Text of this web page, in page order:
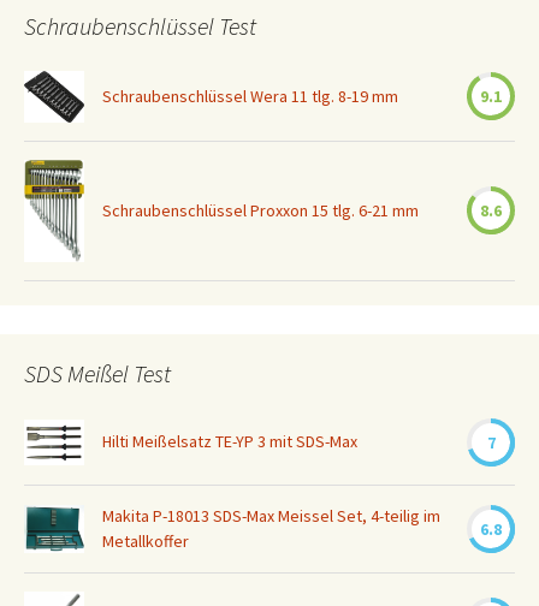
Schraubenschlüssel Test
Schraubenschlüssel Wera 11 tlg. 8-19 mm 9.1
Schraubenschlüssel Proxxon 15 tlg. 6-21 mm 8.6
SDS Meißel Test
Hilti Meißelsatz TE-YP 3 mit SDS-Max 7
Makita P-18013 SDS-Max Meissel Set, 4-teilig im
Metallkoffer
6.8